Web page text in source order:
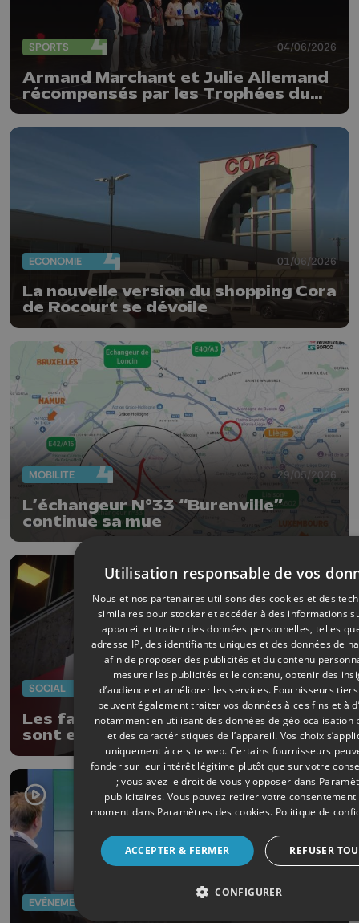
SPORTS 04/06/2026
Armand Marchant et Julie Allemand
récompensés par les Trophées du
sport de la Province de Liège
ECONOMIE 01/06/2026
La nouvelle version du shopping Cora
de Rocourt se dévoile
MOBILITÉ 29/05/2026
L’échangeur N°33 “Burenville”
continue sa mue
SOCIAL 29/05/2026
Les facteurs de Liège et de Seraing
sont en grève
EVÈNEMENTS
Utilisation responsable de vos
Nous et nos partenaires utilisons des cookies et des
similaires pour stocker et accéder à des informations
appareil et traiter des données personnelles, telles
adresse IP, des identifiants uniques et des données de
afin de proposer des publicités et du contenu
mesurer les publicités et le contenu, obtenir des
d’audience et améliorer les services. Fournisseurs
peuvent également traiter vos données à ces fins et à
notamment en utilisant des données de géolocalisation
et des caractéristiques de l’appareil. Vos choix
uniquement à ce site web. Certains fournisseurs
fonder sur leur intérêt légitime plutôt que sur votre
; vous avez le droit de vous y opposer dans
publicitaires. Vous pouvez retirer votre
moment dans Paramètres des cookies. Politique de
ACCEPTER & FERMER REFUSER
CONFIGURER